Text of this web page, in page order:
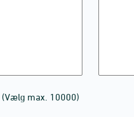
(Vælg max. 10000)